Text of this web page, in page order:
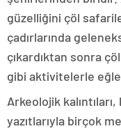
güzelliğini çöl
çadırlarında
çıkardıktan sonra
gibi aktivitelerle
Arkeolojik
yazıtlarıyla birçok